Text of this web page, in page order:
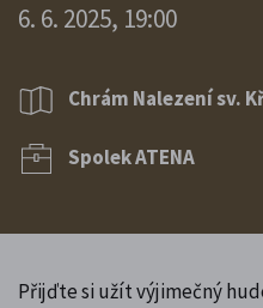
6. 6. 2025, 19:00
Chrám Nalezení sv.
Spolek ATENA
Přijďte si užít výjimečný